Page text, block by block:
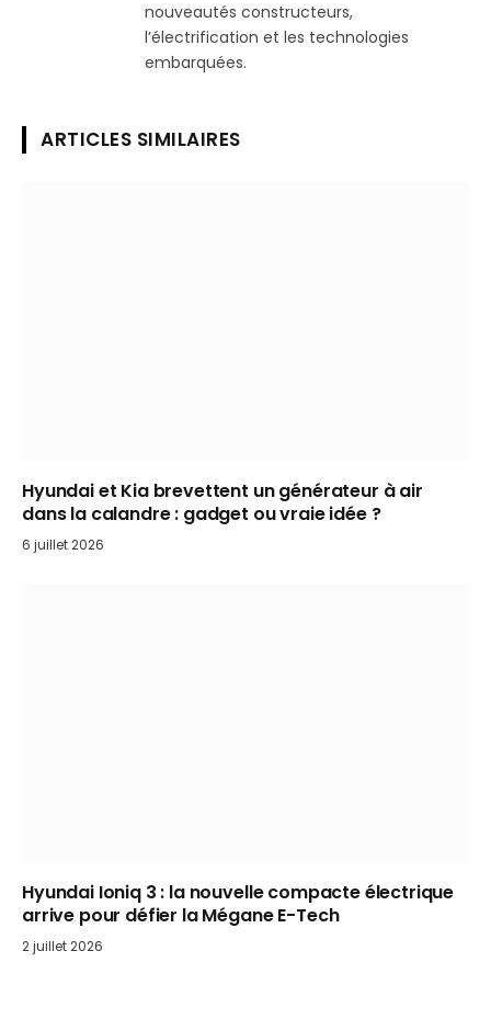
nouveautés constructeurs,
l’électrification et les technologies
embarquées.
ARTICLES SIMILAIRES
Hyundai et Kia brevettent un générateur à air
dans la calandre : gadget ou vraie idée ?
6 juillet 2026
Hyundai Ioniq 3 : la nouvelle compacte électrique
arrive pour défier la Mégane E-Tech
2 juillet 2026